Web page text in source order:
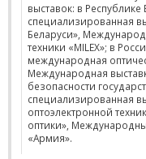
выставок: в
специализированная
Беларуси»,
техники «MILEX»; в
международная
Международная
безопасности
специализированная
оптоэлектронной
оптики»,
«Армия».